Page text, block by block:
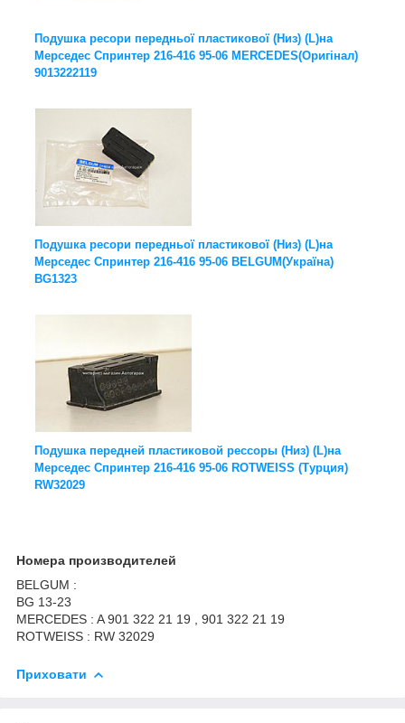
Подушка ресори передньої пластикової (Низ) (L)на
Мерседес Спринтер 216-416 95-06 MERCEDES(Оригінал)
9013222119
Подушка ресори передньої пластикової (Низ) (L)на
Мерседес Спринтер 216-416 95-06 BELGUM(Україна)
BG1323
Подушка передней пластиковой рессоры (Низ) (L)на
Мерседес Спринтер 216-416 95-06 ROTWEISS (Турция)
RW32029
Номера производителей
BELGUM :
BG 13-23
MERCEDES : A 901 322 21 19 , 901 322 21 19
ROTWEISS : RW 32029
Приховати